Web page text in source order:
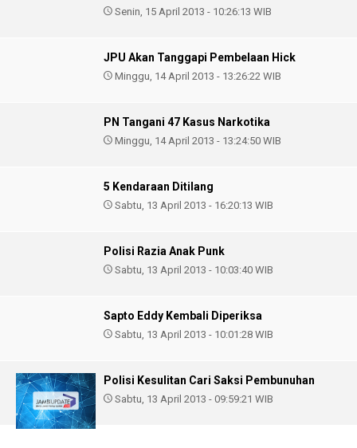
Senin, 15 April 2013 - 10:26:13 WIB
JPU Akan Tanggapi Pembelaan Hick
Minggu, 14 April 2013 - 13:26:22 WIB
PN Tangani 47 Kasus Narkotika
Minggu, 14 April 2013 - 13:24:50 WIB
5 Kendaraan Ditilang
Sabtu, 13 April 2013 - 16:20:13 WIB
Polisi Razia Anak Punk
Sabtu, 13 April 2013 - 10:03:40 WIB
Sapto Eddy Kembali Diperiksa
Sabtu, 13 April 2013 - 10:01:28 WIB
Polisi Kesulitan Cari Saksi Pembunuhan
Sabtu, 13 April 2013 - 09:59:21 WIB